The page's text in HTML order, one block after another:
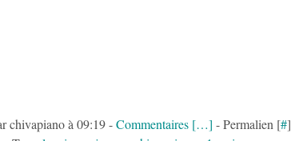
chivapiano à 09:19 -Commentaires […] - Permalien [#]